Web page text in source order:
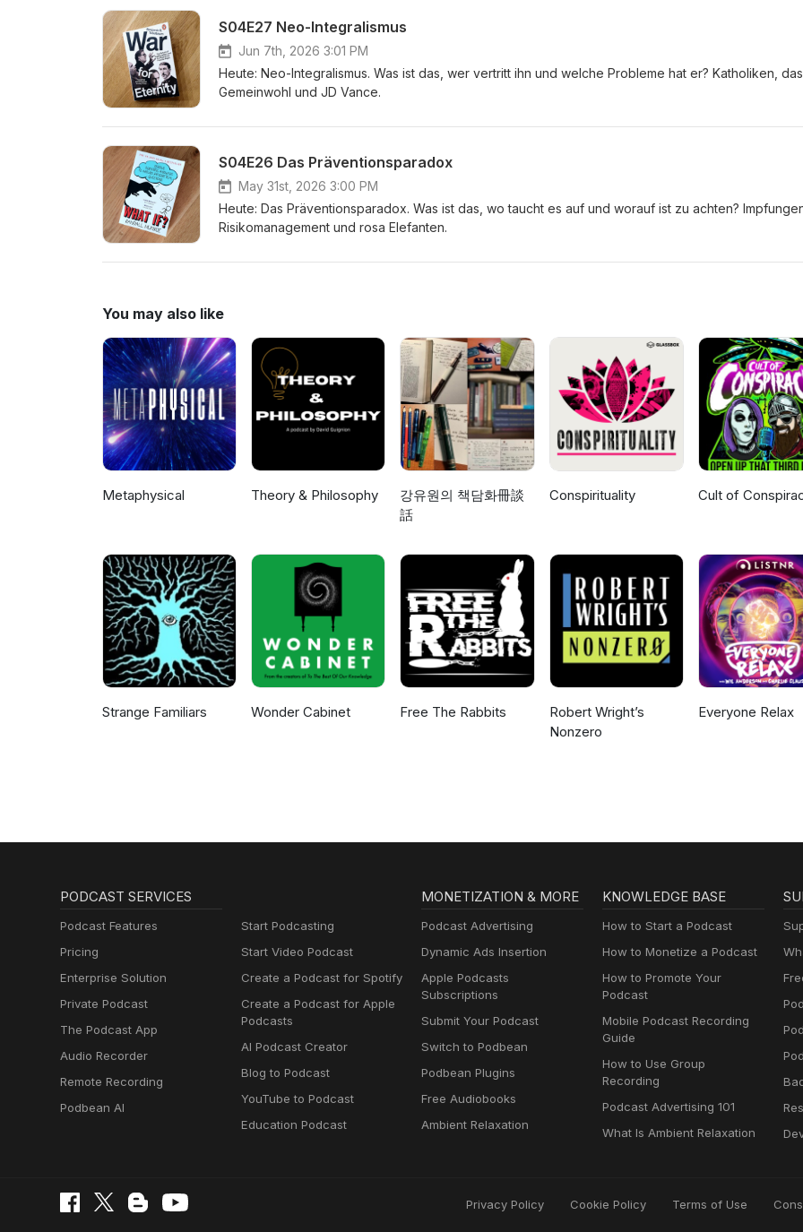
S04E27 Neo-Integralismus
Jun 7th, 2026 3:01 PM
Heute: Neo-Integralismus. Was ist das, wer vertritt ihn und welche Probleme hat er? Katholiken, das
Gemeinwohl und JD Vance.
S04E26 Das Präventionsparadox
May 31st, 2026 3:00 PM
Heute: Das Präventionsparadox. Was ist das, wo taucht es auf und worauf ist zu achten?
Risikomanagement und rosa Elefanten.
You may also like
Metaphysical Theory & Philosophy
강유원의 책담화冊談
話
Conspirituality Cult of
Strange Familiars Wonder Cabinet Free The Rabbits
Robert Wright’s
Nonzero
Everyone Relax
PODCAST SERVICES
Podcast Features
Pricing
Enterprise Solution
Private Podcast
The Podcast App
Audio Recorder
Remote Recording
Podbean AI
Start Podcasting
Start Video Podcast
Create a Podcast for Spotify
Create a Podcast for Apple
Podcasts
AI Podcast Creator
Blog to Podcast
YouTube to Podcast
Education Podcast
MONETIZATION & MORE
Podcast Advertising
Dynamic Ads Insertion
Apple Podcasts
Subscriptions
Submit Your Podcast
Switch to Podbean
Podbean Plugins
Free Audiobooks
Ambient Relaxation
KNOWLEDGE BASE
How to Start a Podcast
How to Monetize a Podcast
How to Promote Your
Podcast
Mobile Podcast Recording
Guide
How to Use Group
Recording
Podcast Advertising 101
What Is Ambient Relaxation
Privacy Policy Cookie Policy Terms of Use